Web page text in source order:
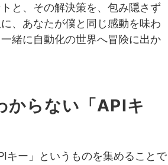
と、その解決策を、包み隠さず
、あなたが僕と同じ感動を味わ
緒に自動化の世界へ冒険に出か
からない「APIキ
キー」というものを集めることで